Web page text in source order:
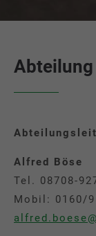
Abteilung
Alfred Böse
Tel. 08708-
Mobil: 0160/